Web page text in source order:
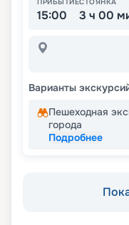
15:00 3 ч 00
Варианты
Пешеходная
города
Подробнее